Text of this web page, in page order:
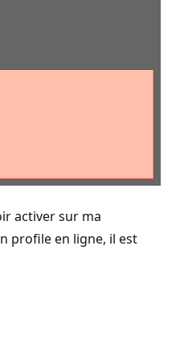
activer sur ma
profile en ligne, il est